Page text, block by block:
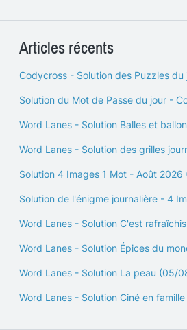
Articles récents
Codycross - Solution des Puzzles
Solution du Mot de Passe du jour -
Word Lanes - Solution Balles et
Word Lanes - Solution des grilles
Solution 4 Images 1 Mot - Août 2026
Solution de l'énigme journalière - 4
Word Lanes - Solution C'est
Word Lanes - Solution Épices du
Word Lanes - Solution La peau (05/
Word Lanes - Solution Ciné en